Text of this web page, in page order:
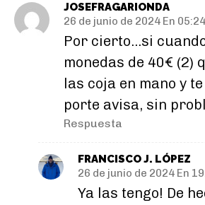
JOSEFRAGARIONDA
26 de junio de 2024 En 05:24
Por cierto…si
monedas de 40€ (2)
las coja en mano y
porte avisa, sin
Respuesta
FRANCISCO J. LÓPEZ
26 de junio de 2024 En
Ya las tengo! De